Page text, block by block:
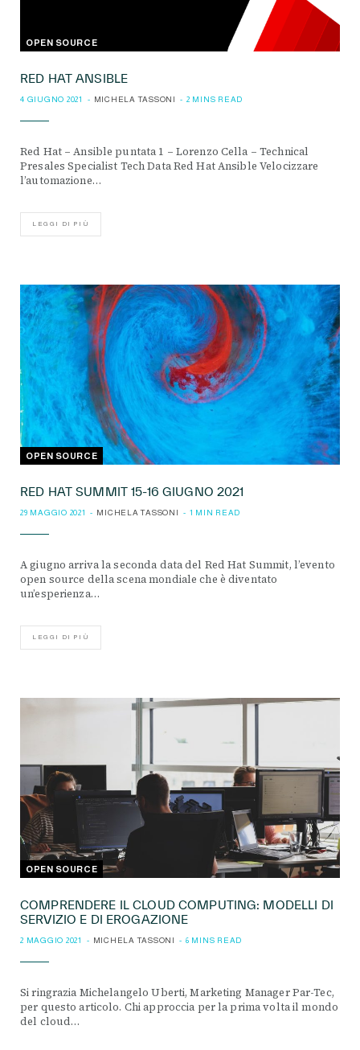
OPEN SOURCE
RED HAT ANSIBLE
4 GIUGNO 2021 MICHELA TASSONI 2 MINS READ
Red Hat – Ansible puntata 1 – Lorenzo Cella – Technical
Presales Specialist Tech Data Red Hat Ansible Velocizzare
l’automazione…
LEGGI DI PIÙ
OPEN SOURCE
RED HAT SUMMIT 15-16 GIUGNO 2021
29 MAGGIO 2021 MICHELA TASSONI 1 MIN READ
A giugno arriva la seconda data del Red Hat Summit, l’evento
open source della scena mondiale che è diventato
un’esperienza…
LEGGI DI PIÙ
OPEN SOURCE
COMPRENDERE IL CLOUD COMPUTING: MODELLI DI
SERVIZIO E DI EROGAZIONE
2 MAGGIO 2021 MICHELA TASSONI 6 MINS READ
Si ringrazia Michelangelo Uberti, Marketing Manager Par-Tec,
per questo articolo. Chi approccia per la prima volta il mondo
del cloud…